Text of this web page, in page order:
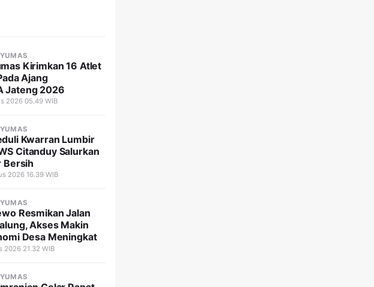
Kirimkan 16 Atlet
Ajang
Jateng 2026
2026 05.49 WIB
Kwarran Lumbir
Citanduy Salurkan
Bersih
2026 16.39 WIB
Resmikan Jalan
Akses Makin
Desa Meningkat
2026 21.32 WIB